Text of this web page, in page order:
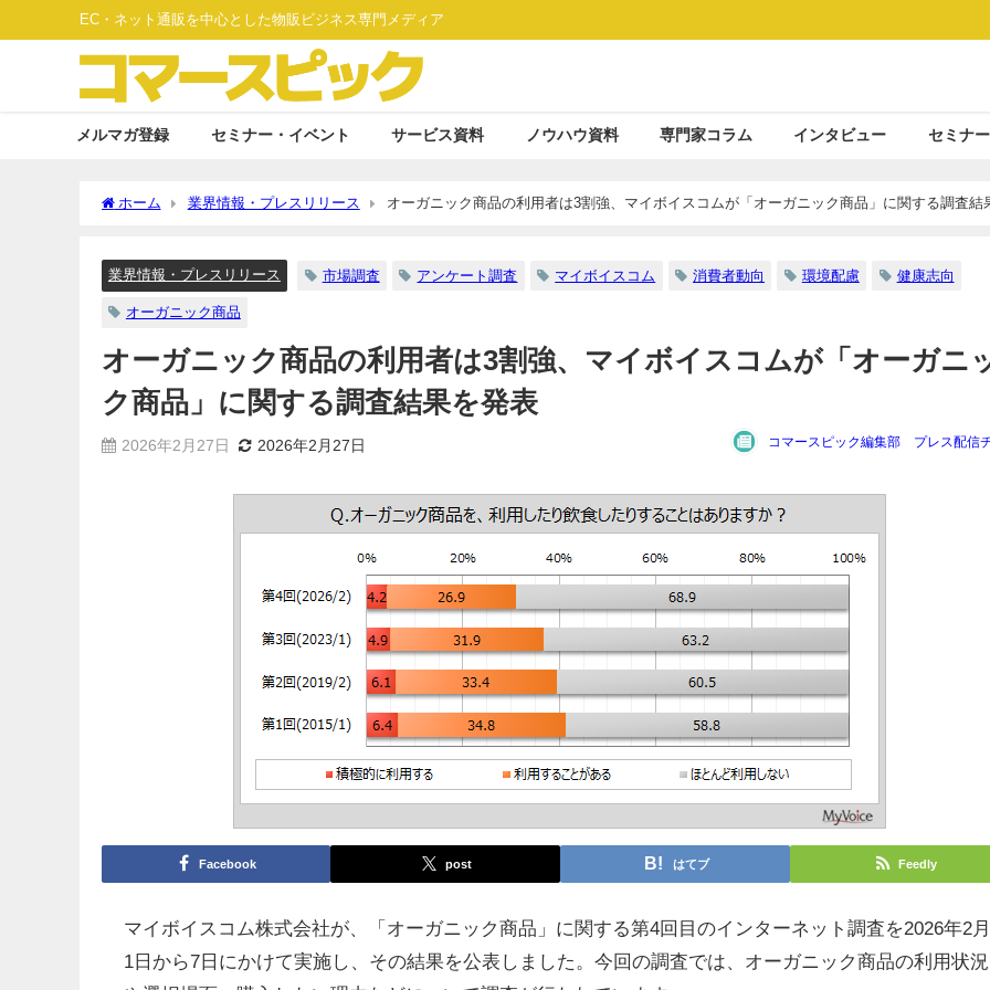
EC・ネット通販を中心とした物販ビジネス専門メディア
メルマガ登録 セミナー・イベント サービス資料 ノウハウ資料 専門家コラム インタビュー セミナ
ホーム 業界情報・プレスリリース
オーガニック商品の利用者は3割強、マイボイスコムが「オーガニック商品」に関する調査結
業界情報・プレスリリース 市場調査 アンケート調査 マイボイスコム 消費者動向 環境配慮 健康志向
オーガニック商品
オーガニック商品の利用者は3割強、マイボイスコムが「オーガニ
ク商品」に関する調査結果を発表
2026年2月27日 2026年2月27日 コマースピック編集部 プレス配信
Facebook post はてブ Feedly
マイボイスコム株式会社が、「オーガニック商品」に関する第4回目のインターネット調査を2026年2月
1日から7日にかけて実施し、その結果を公表しました。今回の調査では、オーガニック商品の利用状況